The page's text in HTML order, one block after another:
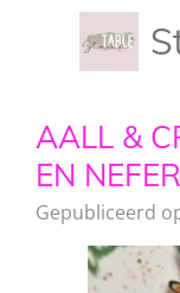
hoofdinhoud
AALL &
EN
Gepubliceerd